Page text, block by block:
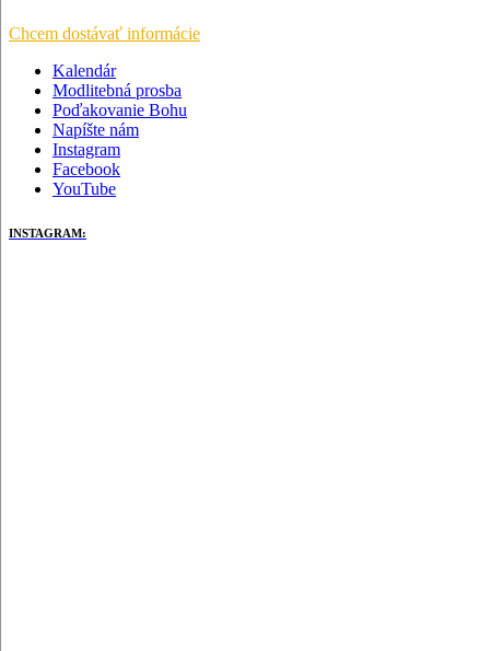
Chcem dostávať informácie
Kalendár
Modlitebná prosba
Poďakovanie Bohu
Napíšte nám
Instagram
Facebook
YouTube
INSTAGRAM: